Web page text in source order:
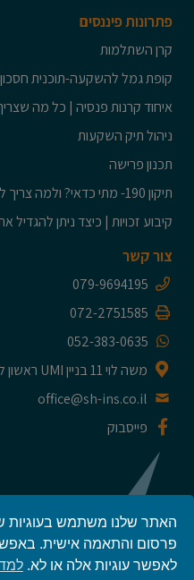
פתרונות פיננסים
קרן השתלמות
קופת גמל להשקעה-תוכנית
איחוד קרנות פנסיה | כל מה
ניהול תיק השקעות
תכנון פרישה
תיקון 190- מתי כדאי? ולמה צריך לשים לב- עושים סדר!
קיבוע זכויות | כיצד ניתן להגדיל
צור קשר
079-9694195
072-2751585
052-383-0635
משה לוי 11 בניין UMI ראשון לציון
office@sh-ins.co.il
פייסבוק
פרסום והתאמה אישית.
לאפשר עוגיות אלה או לא.